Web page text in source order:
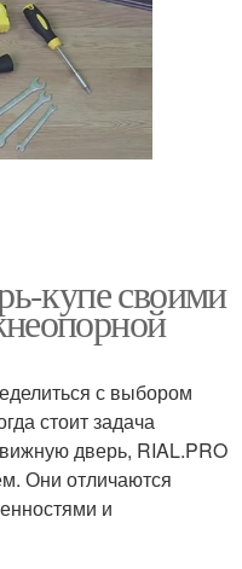
купе своими
с выбором
стоит задача
дверь, RIAL.PRO
Они отличаются
и